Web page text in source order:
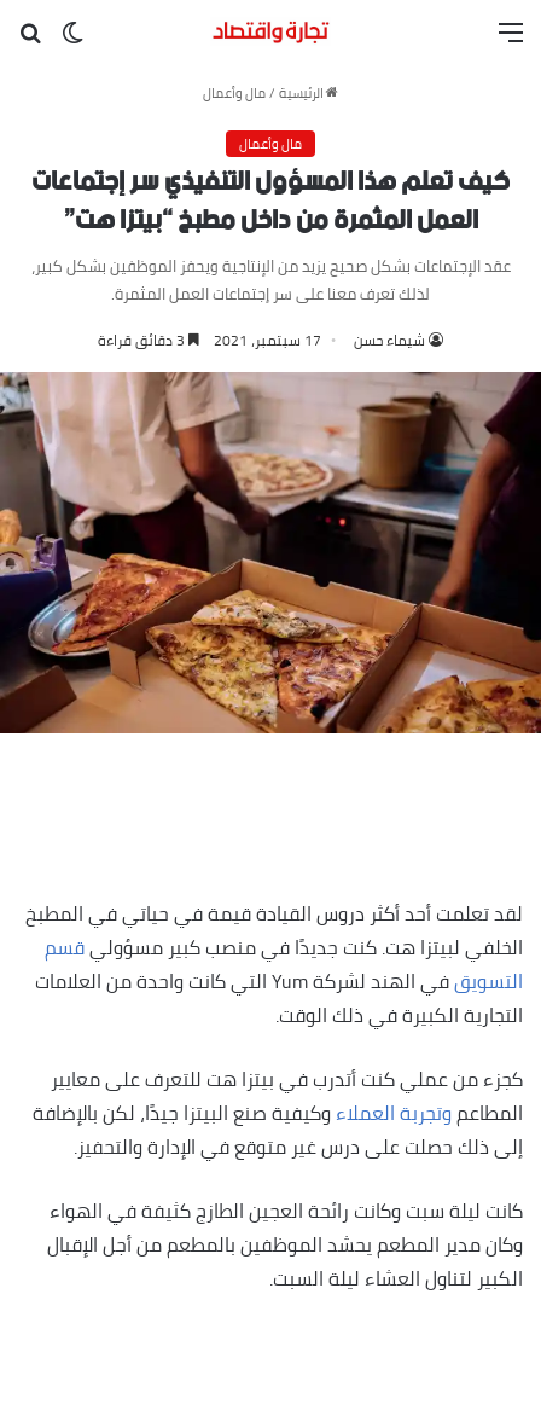
القائمة
الرئيسية /مال وأعمال
مال وأعمال
كيف تعلم هذا المسؤول التنفيذي سر إجتماعات
العمل المثمرة من داخل مطبخ “بيتزا هت”
عقد الإجتماعات بشكل صحيح يزيد من الإنتاجية ويحفز الموظفين بشكل كبير،
لذلك تعرف معنا على سر إجتماعات العمل المثمرة.
شيماء حسن 17 سبتمبر، 2021
لقد تعلمت أحد أكثر دروس القيادة قيمة في حياتي في المطبخ
الخلفي لبيتزا هت. كنت جديدًا في منصب كبير مسؤوليقسم
التسويق
في الهند لشركة Yum التي كانت واحدة من العلامات
التجارية الكبيرة في ذلك الوقت.
كجزء من عملي كنت أتدرب في بيتزا هت للتعرف على معايير
المطاعموتجربة العملاء وكيفية صنع البيتزا جيدًا، لكن بالإضافة
إلى ذلك حصلت على درس غير متوقع في الإدارة والتحفيز.
كانت ليلة سبت وكانت رائحة العجين الطازج كثيفة في الهواء
وكان مدير المطعم يحشد الموظفين بالمطعم من أجل الإقبال
الكبير لتناول العشاء ليلة السبت.